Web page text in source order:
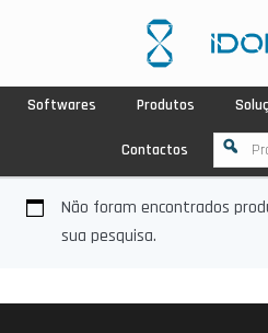
Softwares Produtos
Contactos
Não foram encontrados
sua pesquisa.